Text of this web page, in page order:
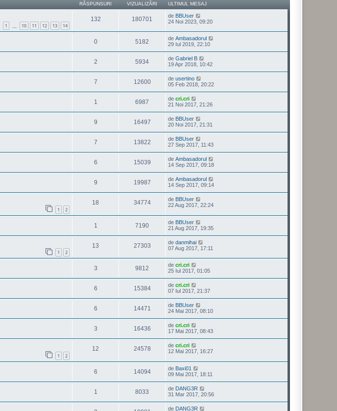
RĂSPUNSURI VIZUALIZĂRI ULTIMUL MESAJ
1 10 11 12 13 14
132 180701 de BBUser
24 Noi 2023, 09:20
0 5182 de Ambasadorul
29 Iul 2019, 22:10
2 5934 de Gabriel B
19 Apr 2018, 10:42
7 12600 de usertino
05 Feb 2018, 20:22
1 6987 de cri.cri
21 Noi 2017, 21:26
9 16497 de BBUser
20 Noi 2017, 21:31
7 13822 de BBUser
27 Sep 2017, 11:43
6 15039 de Ambasadorul
14 Sep 2017, 09:18
9 19987 de Ambasadorul
14 Sep 2017, 09:14
1 2
18 34774 de BBUser
22 Aug 2017, 22:24
1 7190 de BBUser
21 Aug 2017, 19:35
1 2
13 27303 de danmihai
07 Aug 2017, 17:11
3 9812 de cri.cri
25 Iul 2017, 01:05
6 15384 de cri.cri
07 Iul 2017, 21:37
6 14471 de BBUser
24 Mai 2017, 08:10
3 16436 de cri.cri
17 Mai 2017, 08:43
1 2
12 24578 de cri.cri
12 Mai 2017, 16:27
6 14094 de Baxi01
09 Mai 2017, 18:11
1 8033 de DANG3R
31 Mar 2017, 20:56
de DANG3R